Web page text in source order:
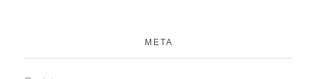
META